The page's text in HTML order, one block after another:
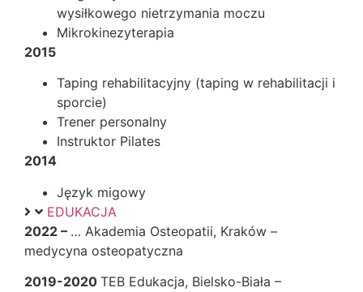
wysiłkowego nietrzymania moczu
Mikrokinezyterapia
2015
Taping rehabilitacyjny (taping w rehabilitacji i
sporcie)
Trener personalny
Instruktor Pilates
2014
Język migowy
EDUKACJA
2022 – … Akademia Osteopatii, Kraków –
medycyna osteopatyczna
2019-2020 TEB Edukacja, Bielsko-Biała –